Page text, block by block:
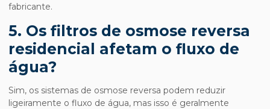
fabricante.
5. Os filtros de osmose reversa
residencial afetam o fluxo de
água?
Sim, os sistemas de osmose reversa podem reduzir
ligeiramente o fluxo de água, mas isso é geralmente